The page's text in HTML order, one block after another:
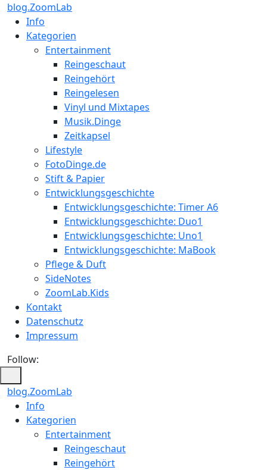
blog.ZoomLab
Info
Kategorien
Entertainment
Reingeschaut
Reingehört
Reingelesen
Vinyl und Mixtapes
Musik.Dinge
Zeitkapsel
Lifestyle
FotoDinge.de
Stift & Papier
Entwicklungsgeschichte
Entwicklungsgeschichte: Timer A6
Entwicklungsgeschichte: Duo1
Entwicklungsgeschichte: Uno1
Entwicklungsgeschichte: MaBook
Pflege & Duft
SideNotes
ZoomLab.Kids
Kontakt
Datenschutz
Impressum
Follow:
blog.ZoomLab
ZoomLab
//
Info
Kategorien
Entertainment
Reingeschaut
Reingehört